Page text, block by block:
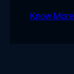
Know More